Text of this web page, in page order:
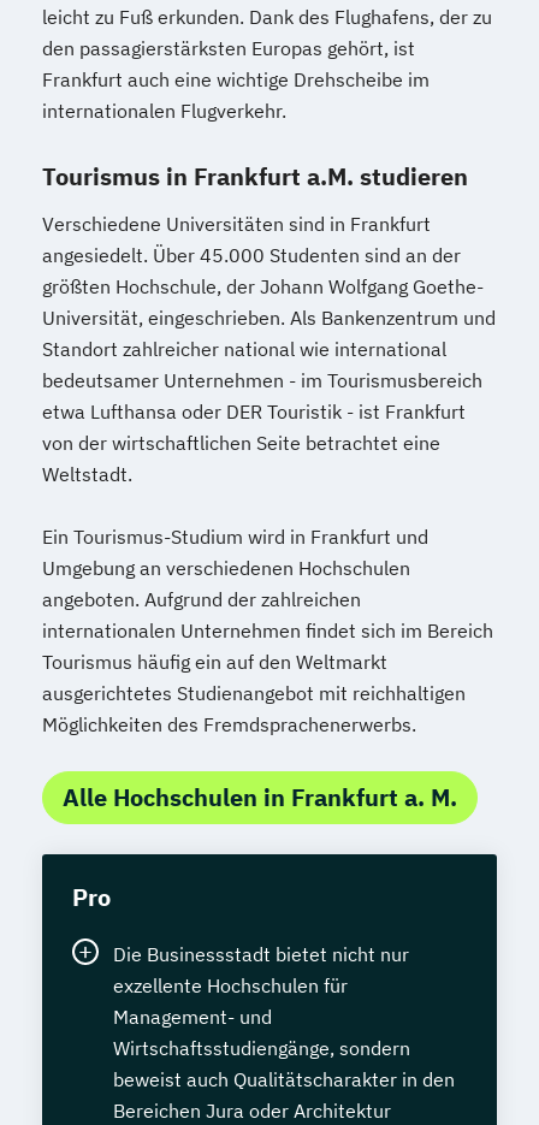
leicht zu Fuß erkunden. Dank des Flughafens, der zu
den passagierstärksten Europas gehört, ist
Frankfurt auch eine wichtige Drehscheibe im
internationalen Flugverkehr.
Tourismus in Frankfurt a.M. studieren
Verschiedene Universitäten sind in Frankfurt
angesiedelt. Über 45.000 Studenten sind an der
größten Hochschule, der Johann Wolfgang Goethe-
Universität, eingeschrieben. Als Bankenzentrum und
Standort zahlreicher national wie international
bedeutsamer Unternehmen - im Tourismusbereich
etwa Lufthansa oder DER Touristik - ist Frankfurt
von der wirtschaftlichen Seite betrachtet eine
Weltstadt.
Ein Tourismus-Studium wird in Frankfurt und
Umgebung an verschiedenen Hochschulen
angeboten. Aufgrund der zahlreichen
internationalen Unternehmen findet sich im Bereich
Tourismus häufig ein auf den Weltmarkt
ausgerichtetes Studienangebot mit reichhaltigen
Möglichkeiten des Fremdsprachenerwerbs.
Alle Hochschulen in Frankfurt a. M.
Pro
Die Businessstadt bietet nicht nur
exzellente Hochschulen für
Management- und
Wirtschaftsstudiengänge, sondern
beweist auch Qualitätscharakter in den
Bereichen Jura oder Architektur